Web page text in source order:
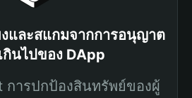
และสแกมจากการอนุญาต
กินไปของ DApp
การปกป้องสินทรัพย์ของผู้